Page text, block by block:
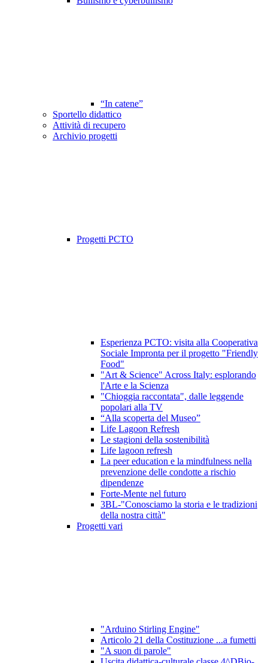
“In catene”
Sportello didattico
Attività di recupero
Archivio progetti
Progetti PCTO
Esperienza PCTO: visita alla Cooperativa
Sociale Impronta per il progetto "Friendly
Food"
"Art & Science" Across Italy: esplorando
l'Arte e la Scienza
"Chioggia raccontata", dalle leggende
popolari alla TV
“Alla scoperta del Museo”
Life Lagoon Refresh
Le stagioni della sostenibilità
Life lagoon refresh
La peer education e la mindfulness nella
prevenzione delle condotte a rischio
dipendenze
Forte-Mente nel futuro
3BL-"Conosciamo la storia e le tradizioni
della nostra città"
Progetti vari
"Arduino Stirling Engine"
Articolo 21 della Costituzione ...a fumetti
"A suon di parole"